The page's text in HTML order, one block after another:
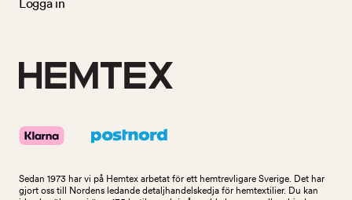
Logga in
Sedan 1973 har vi på Hemtex arbetat för ett hemtrevligare Sverige. Det har
gjort oss till Nordens ledande detaljhandelskedja för hemtextilier. Du kan